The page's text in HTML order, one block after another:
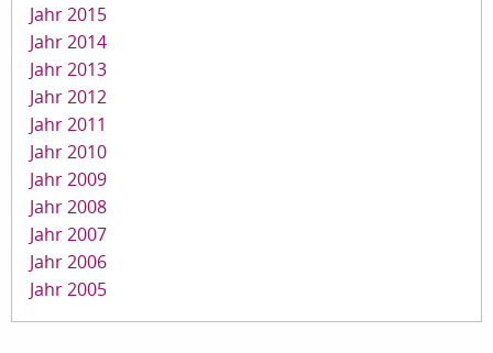
Jahr 2015
Jahr 2014
Jahr 2013
Jahr 2012
Jahr 2011
Jahr 2010
Jahr 2009
Jahr 2008
Jahr 2007
Jahr 2006
Jahr 2005